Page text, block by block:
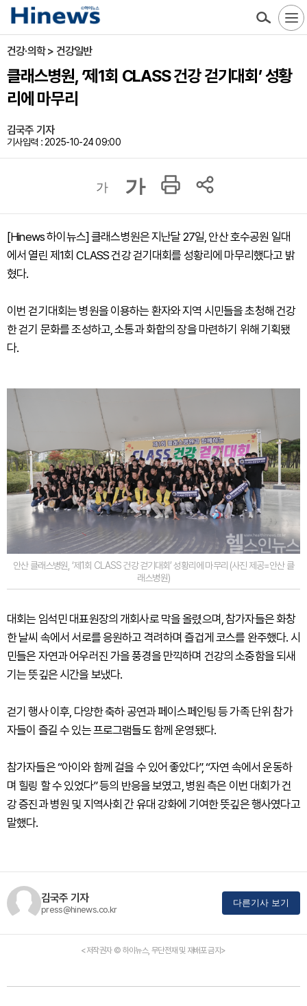
건강·의학 > 건강일반
클래스병원, ‘제1회 CLASS 건강 걷기대회’ 성황
리에 마무리
김국주 기자
기사입력 : 2025-10-24 09:00
가 가
[Hinews 하이뉴스] 클래스병원은 지난달 27일, 안산 호수공원 일대
에서 열린 제1회 CLASS 건강 걷기대회를 성황리에 마무리했다고 밝
혔다.
이번 걷기대회는 병원을 이용하는 환자와 지역 시민들을 초청해 건강
한 걷기 문화를 조성하고, 소통과 화합의 장을 마련하기 위해 기획됐
다.
안산 클래스병원, ‘제1회 CLASS 건강 걷기대회’ 성황리에 마무리 (사진 제공=안산 클
래스병원)
대회는 임석민 대표원장의 개회사로 막을 올렸으며, 참가자들은 화창
한 날씨 속에서 서로를 응원하고 격려하며 즐겁게 코스를 완주했다. 시
민들은 자연과 어우러진 가을 풍경을 만끽하며 건강의 소중함을 되새
기는 뜻깊은 시간을 보냈다.
걷기 행사 이후, 다양한 축하 공연과 페이스페인팅 등 가족 단위 참가
자들이 즐길 수 있는 프로그램들도 함께 운영됐다.
참가자들은 “아이와 함께 걸을 수 있어 좋았다”, “자연 속에서 운동하
며 힐링 할 수 있었다” 등의 반응을 보였고, 병원 측은 이번 대회가 건
강 증진과 병원 및 지역사회 간 유대 강화에 기여한 뜻깊은 행사였다고
말했다.
김국주 기자
press@hinews.co.kr
다른기사 보기
<저작권자 © 하이뉴스, 무단전재 및 재배포 금지>